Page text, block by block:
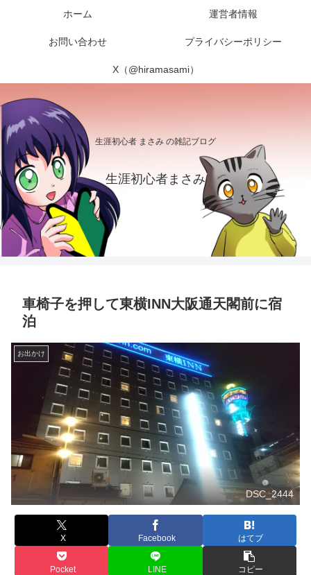
生涯初心者 まさみ の雑記ブログ
生涯初心者まさみ
ホーム 運営者情報
お問い合わせ プライバシーポリシー
X（@hiramasami）
車椅子を押して東横INN大阪通天閣前に宿
泊
お出かけ
DSC_2444
X Facebook はてブ
Pocket LINE コピー